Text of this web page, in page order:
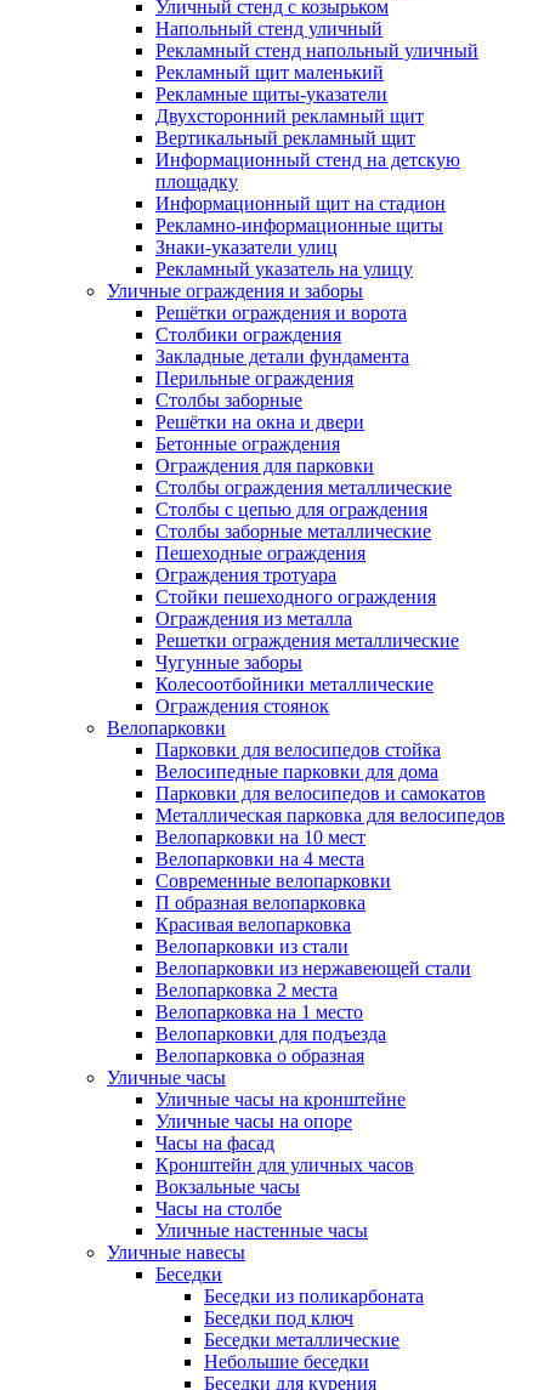
Уличный стенд с козырьком
Напольный стенд уличный
Рекламный стенд напольный уличный
Рекламный щит маленький
Рекламные щиты-указатели
Двухсторонний рекламный щит
Вертикальный рекламный щит
Информационный стенд на детскую
площадку
Информационный щит на стадион
Рекламно-информационные щиты
Знаки-указатели улиц
Рекламный указатель на улицу
Уличные ограждения и заборы
Решётки ограждения и ворота
Столбики ограждения
Закладные детали фундамента
Перильные ограждения
Столбы заборные
Решётки на окна и двери
Бетонные ограждения
Ограждения для парковки
Столбы ограждения металлические
Столбы с цепью для ограждения
Столбы заборные металлические
Пешеходные ограждения
Ограждения тротуара
Стойки пешеходного ограждения
Ограждения из металла
Решетки ограждения металлические
Чугунные заборы
Колесоотбойники металлические
Ограждения стоянок
Велопарковки
Парковки для велосипедов стойка
Велосипедные парковки для дома
Парковки для велосипедов и самокатов
Металлическая парковка для велосипедов
Велопарковки на 10 мест
Велопарковки на 4 места
Современные велопарковки
П образная велопарковка
Красивая велопарковка
Велопарковки из стали
Велопарковки из нержавеющей стали
Велопарковка 2 места
Велопарковка на 1 место
Велопарковки для подъезда
Велопарковка о образная
Уличные часы
Уличные часы на кронштейне
Уличные часы на опоре
Часы на фасад
Кронштейн для уличных часов
Вокзальные часы
Часы на столбе
Уличные настенные часы
Уличные навесы
Беседки
Беседки из поликарбоната
Беседки под ключ
Беседки металлические
Небольшие беседки
Беседки для курения